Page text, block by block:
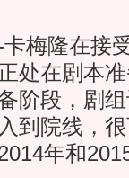
隆在接
处在剧本
阶段，剧
到院线，
年和